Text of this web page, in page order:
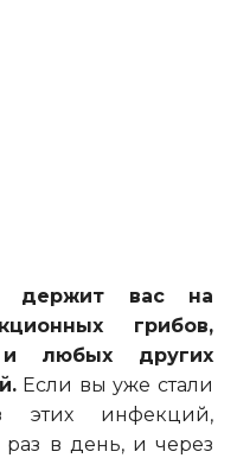
держит вас на
грибов,
и любых других
Если вы уже стали
этих инфекций,
в день, и через